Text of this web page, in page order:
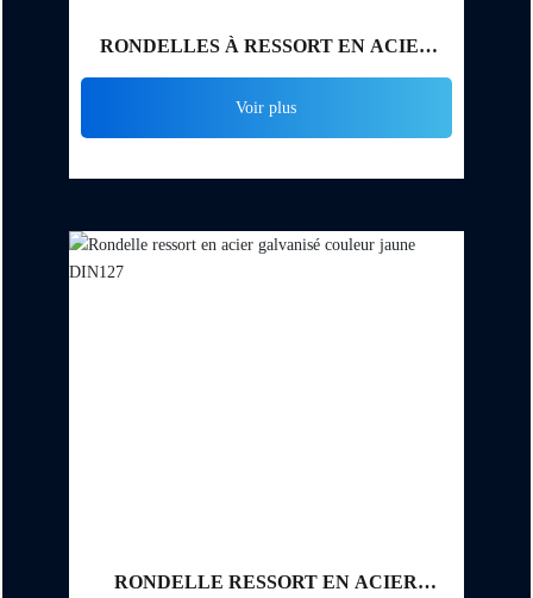
RONDELLES À RESSORT EN ACIER
INOXYDABLE A2 A4 SS201 SS304 SS316
DIN127
Voir plus
RONDELLE RESSORT EN ACIER